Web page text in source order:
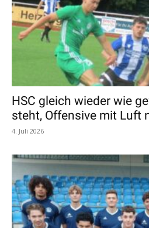
HSC gleich wieder wie
steht, Offensive mit Luft
4. Juli 2026